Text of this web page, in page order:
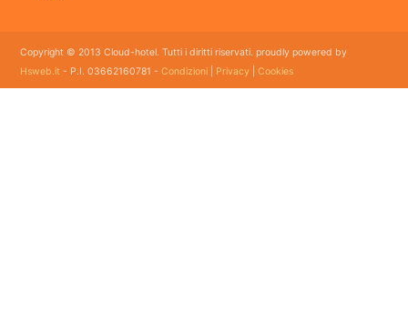
Copyright © 2013 Cloud-hotel. Tutti i diritti riservati. proudly powered by
Hsweb.it - P.I. 03662160781 -Condizioni Privacy |Cookies